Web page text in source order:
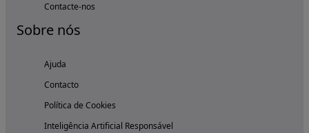
Contacte-nos
Sobre nós
Ajuda
Contacto
Política de Cookies
Inteligência Artificial Responsável